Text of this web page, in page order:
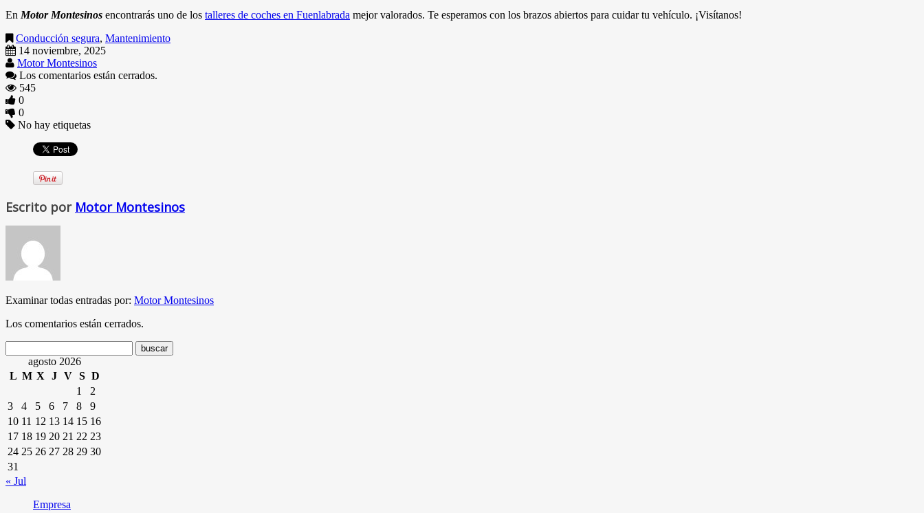
En Motor Montesinos encontrarás uno de los talleres de coches en Fuenlabrada mejor valorados. Te esperamos con los brazos abiertos para cuidar tu vehículo. ¡Visítanos!
Conducción segura, Mantenimiento
14 noviembre, 2025
Motor Montesinos
Los comentarios están cerrados.
545
0
0
No hay etiquetas
Escrito por Motor Montesinos
Examinar todas entradas por: Motor Montesinos
Los comentarios están cerrados.
agosto 2026
L M X J V S D
1
2
3
4 5 6 7 8
9
10 11 12 13 14 15 16
17 18 19 20 21 22 23
24 25 26 27 28 29 30
31
« Jul
Empresa